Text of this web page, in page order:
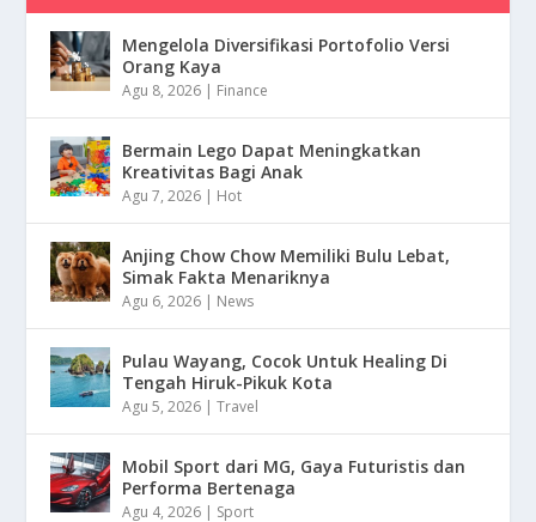
Mengelola Diversifikasi Portofolio Versi
Orang Kaya
Agu 8, 2026 | Finance
Bermain Lego Dapat Meningkatkan
Kreativitas Bagi Anak
Agu 7, 2026 | Hot
Anjing Chow Chow Memiliki Bulu Lebat,
Simak Fakta Menariknya
Agu 6, 2026 | News
Pulau Wayang, Cocok Untuk Healing Di
Tengah Hiruk-Pikuk Kota
Agu 5, 2026 |Travel
Mobil Sport dari MG, Gaya Futuristis dan
Performa Bertenaga
Agu 4, 2026 | Sport